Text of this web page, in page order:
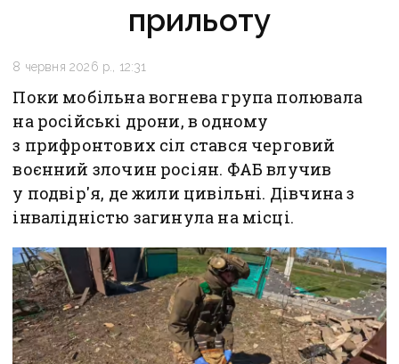
прильоту
8 червня 2026 р., 12:31
Поки мобільна вогнева група полювала
на російські дрони, в одному
з прифронтових сіл стався черговий
воєнний злочин росіян. ФАБ влучив
у подвір'я, де жили цивільні. Дівчина з
інвалідністю загинула на місці.